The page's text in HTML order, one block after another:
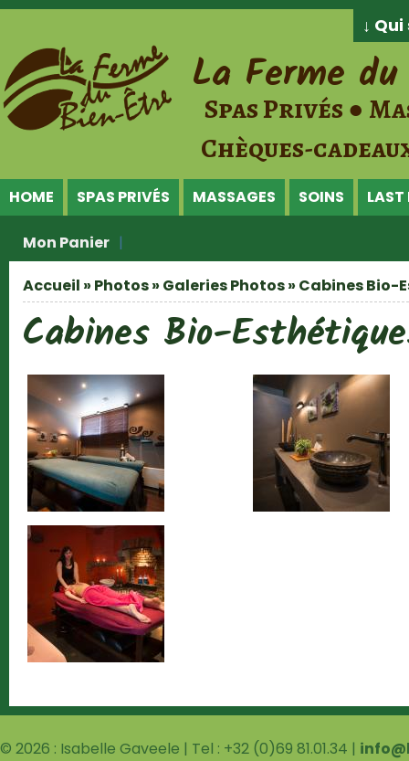
Jump to Content
↓
La Ferme
Spas Privés ●
Chèques-
HOME SPAS PRIVÉS MASSAGES SOINS LAST
Mon Panier
Vous êtes ici
Accueil » Photos» Galeries Photos» Cabines Bio-
Cabines Bio-
© 2026 : Isabelle Gaveele | Tel : +32 (0)69 81.01.34 |